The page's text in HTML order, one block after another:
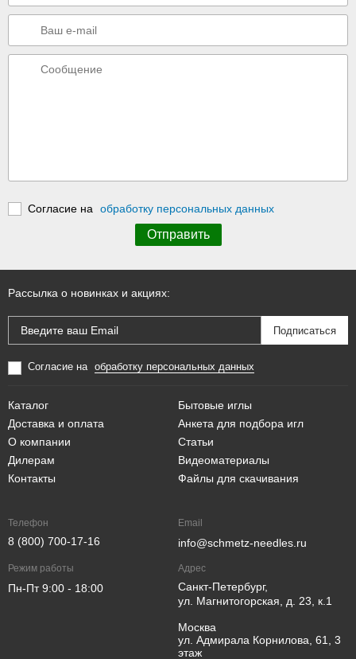
Согласие на обработку персональных данных
Рассылка о новинках и акциях:
Согласие на обработку персональных данных
Каталог
Доставка и оплата
О компании
Дилерам
Контакты
Бытовые иглы
Анкета для подбора игл
Статьи
Видеоматериалы
Файлы для скачивания
Телефон
8 (800) 700-17-16
Email
info@schmetz-needles.ru
Режим работы
Пн-Пт 9:00 - 18:00
Адрес
Санкт-Петербург,
ул. Магнитогорская, д. 23, к.1
Москва
ул. Адмирала Корнилова, 61, 3
этаж